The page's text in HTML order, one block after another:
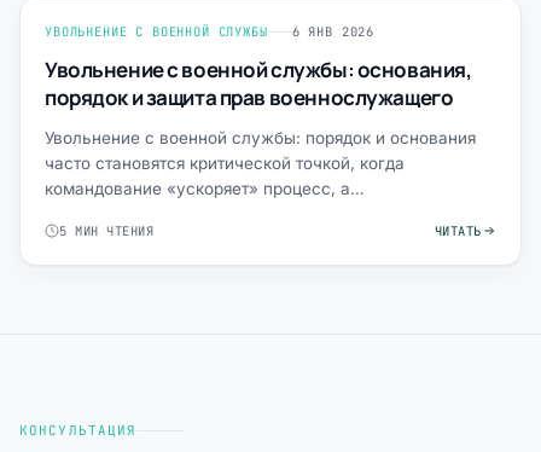
УВОЛЬНЕНИЕ С ВОЕННОЙ СЛУЖБЫ 6 ЯНВ 2026
Увольнение с военной службы: основания,
порядок и защита прав военнослужащего
Увольнение с военной службы: порядок и основания
часто становятся критической точкой, когда
командование «ускоряет» процесс, а
5 МИН ЧТЕНИЯ ЧИТАТЬ
КОНСУЛЬТАЦИЯ